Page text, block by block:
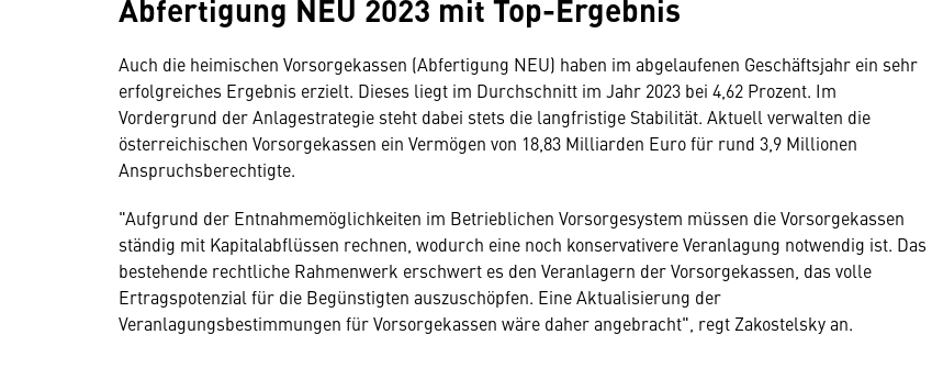
Abfertigung NEU 2023 mit Top-Ergebnis
Auch die heimischen Vorsorgekassen (Abfertigung NEU) haben im abgelaufenen Geschäftsjahr ein sehr
erfolgreiches Ergebnis erzielt. Dieses liegt im Durchschnitt im Jahr 2023 bei 4,62 Prozent. Im
Vordergrund der Anlagestrategie steht dabei stets die langfristige Stabilität. Aktuell verwalten die
österreichischen Vorsorgekassen ein Vermögen von 18,83 Milliarden Euro für rund 3,9 Millionen
Anspruchsberechtigte.
"Aufgrund der Entnahmemöglichkeiten im Betrieblichen Vorsorgesystem müssen die Vorsorgekassen
ständig mit Kapitalabflüssen rechnen, wodurch eine noch konservativere Veranlagung notwendig ist. Das
bestehende rechtliche Rahmenwerk erschwert es den Veranlagern der Vorsorgekassen, das volle
Ertragspotenzial für die Begünstigten auszuschöpfen. Eine Aktualisierung der
Veranlagungsbestimmungen für Vorsorgekassen wäre daher angebracht", regt Zakostelsky an.